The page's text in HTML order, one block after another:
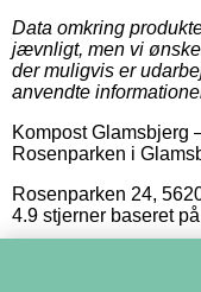
Data omkring
jævnligt, men vi
der muligvis er
anvendte
Kompost Glamsbjerg
Rosenparken i
Rosenparken 24,
4.9 stjerner baseret på